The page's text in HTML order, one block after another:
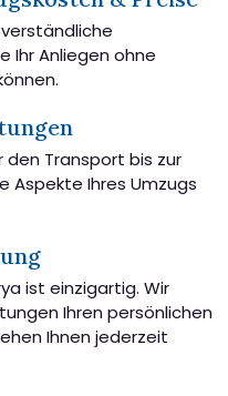
Ihr Anliegen ohne
den Transport bis zur
Aspekte Ihres Umzugs
ist einzigartig. Wir
Ihren persönlichen
Ihnen jederzeit